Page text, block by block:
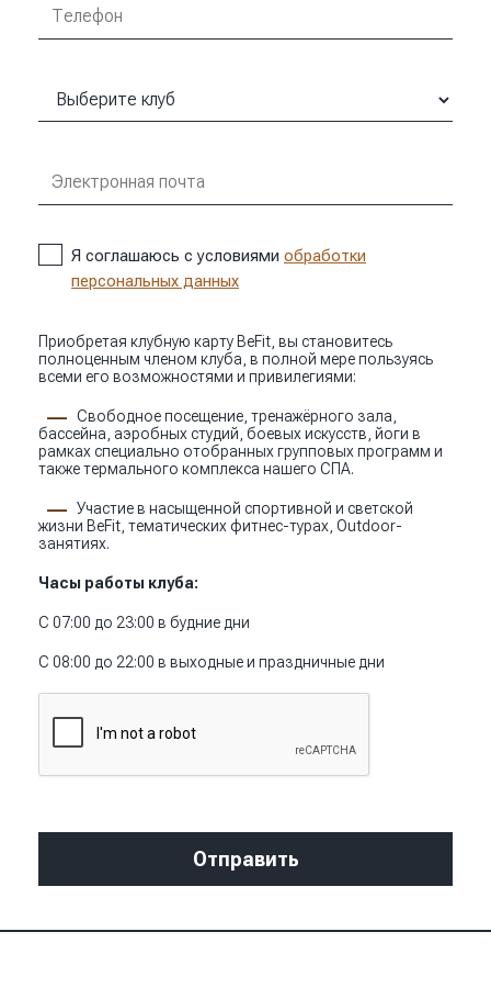
Я соглашаюсь с условиями обработки
персональных данных
Приобретая клубную карту BeFit, вы становитесь
полноценным членом клуба, в полной мере пользуясь
всеми его возможностями и привилегиями:
Свободное посещение, тренажёрного зала,
бассейна, аэробных студий, боевых искусств, йоги в
рамках специально отобранных групповых программ и
также термального комплекса нашего СПА.
Участие в насыщенной спортивной и светской
жизни BeFit, тематических фитнес-турах, Outdoor-
занятиях.
Часы работы клуба:
С 07:00 до 23:00 в будние дни
С 08:00 до 22:00 в выходные и праздничные дни